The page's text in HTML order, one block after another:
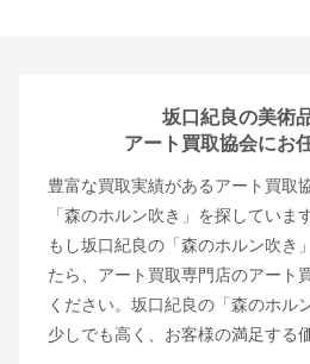
坂口紀良の美術
アート買取協会にお
豊富な買取実績があるアート買取
「森のホルン吹き」を探しています
もし坂口紀良の「森のホルン吹き
たら、アート買取専門店のアート
ください。坂口紀良の「森のホル
少しでも高く、お客様の満足する